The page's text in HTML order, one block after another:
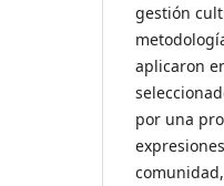
gestión
aplicaron
por una